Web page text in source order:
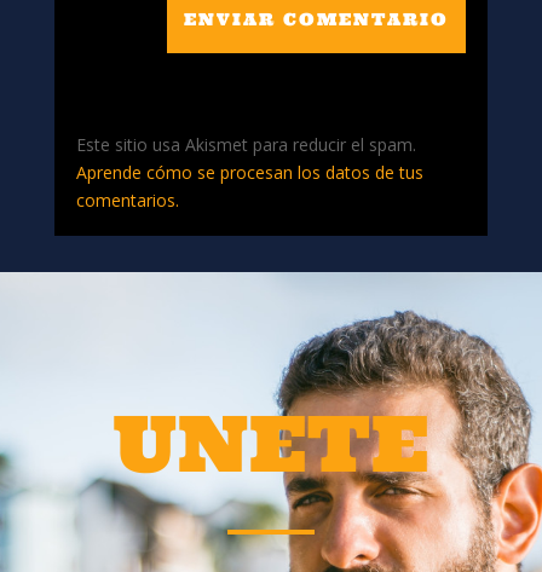
ENVIAR COMENTARIO
Este sitio usa Akismet para reducir el spam.
Aprende cómo se procesan los datos de tus
comentarios.
UNETE